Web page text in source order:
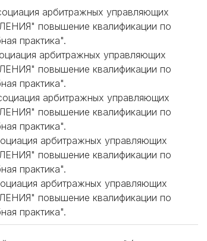
арбитражных управляющих
повышение квалификации по
практика".
арбитражных управляющих
повышение квалификации по
практика".
арбитражных управляющих
повышение квалификации по
практика".
арбитражных управляющих
повышение квалификации по
практика".
арбитражных управляющих
повышение квалификации по
практика".